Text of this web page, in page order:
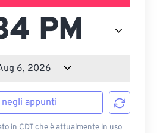
negli appunti
in CDT che è attualmente in uso